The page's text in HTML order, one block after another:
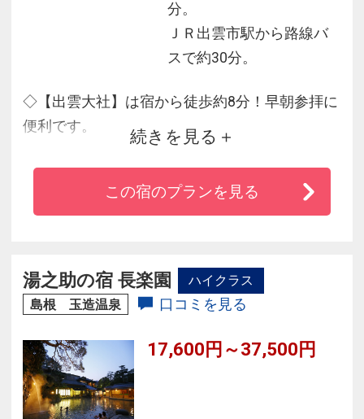
分。
ＪＲ出雲市駅から路線バ
スで約30分。
◇【出雲大社】は宿から徒歩約8分！早朝参拝に
便利です。
◇5種類の貸切風呂が無料で利用可能！
◇夜会処にて無料で「夜鳴きそば」をお召し上
がりいただけます。
続きを見る
この宿のプランを見る
湯之助の宿 長楽園
ハイクラス
島根 玉造温泉
口コミを見る
17,600円～37,500円